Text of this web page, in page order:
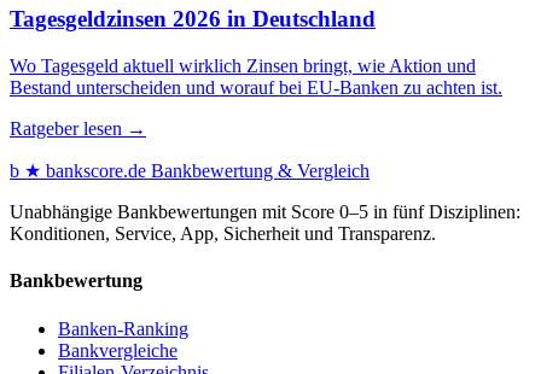
Tagesgeldzinsen 2026 in Deutschland
Wo Tagesgeld aktuell wirklich Zinsen bringt, wie Aktion und
Bestand unterscheiden und worauf bei EU-Banken zu achten ist.
Ratgeber lesen →
b ★ bankscore.de Bankbewertung & Vergleich
Unabhängige Bankbewertungen mit Score 0–5 in fünf Disziplinen:
Konditionen, Service, App, Sicherheit und Transparenz.
Bankbewertung
Banken-Ranking
Bankvergleiche